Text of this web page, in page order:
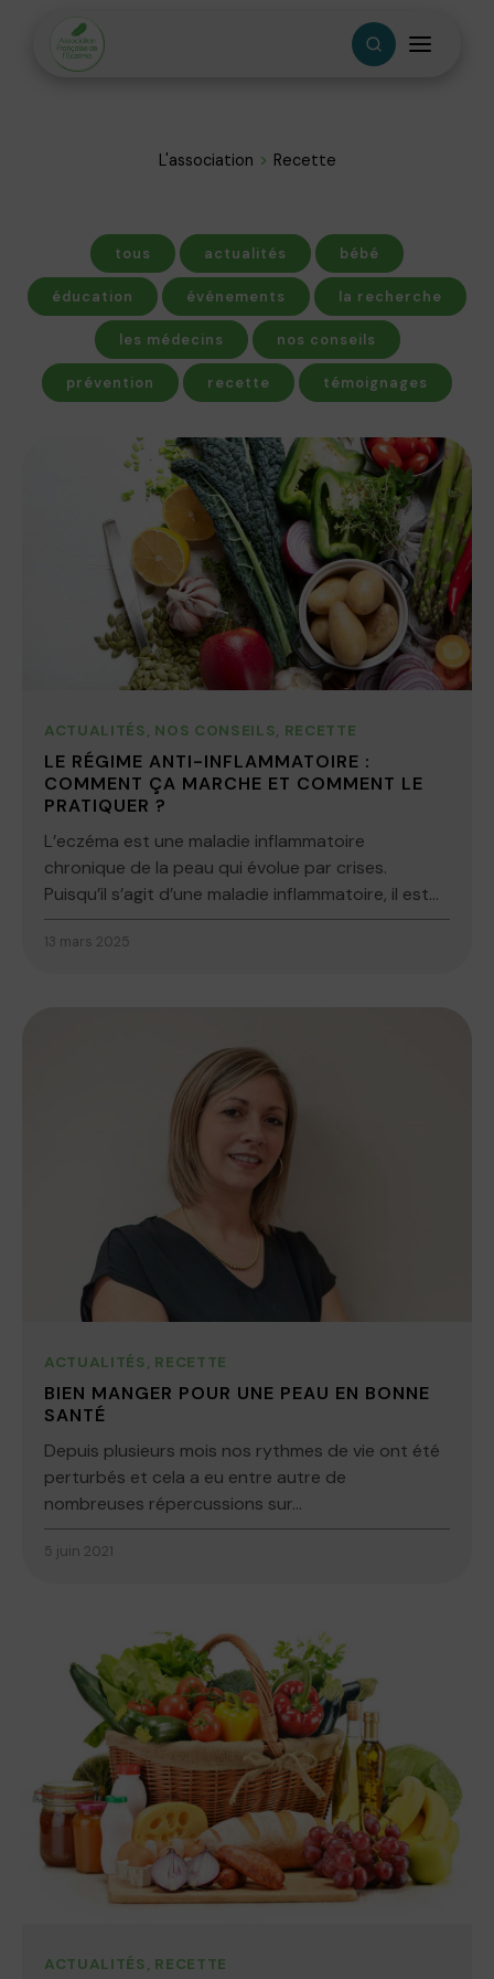
L'association Recette
tous actualités bébé
éducation événements la recherche
les médecins nos conseils
prévention recette témoignages
ACTUALITÉS, NOS CONSEILS, RECETTE
LE RÉGIME ANTI-INFLAMMATOIRE :
COMMENT ÇA MARCHE ET COMMENT LE
PRATIQUER ?
L’eczéma est une maladie inflammatoire
chronique de la peau qui évolue par crises.
Puisqu’il s’agit d’une maladie inflammatoire, il est...
13 mars 2025
ACTUALITÉS, RECETTE
BIEN MANGER POUR UNE PEAU EN BONNE
SANTÉ
Depuis plusieurs mois nos rythmes de vie ont été
perturbés et cela a eu entre autre de
nombreuses répercussions sur...
5 juin 2021
ACTUALITÉS, RECETTE